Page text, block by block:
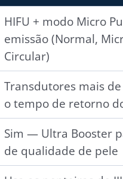
HIFU + modo Micro
emissão (Normal,
Circular)
Transdutores mais
o tempo de retorno
Sim — Ultra Booster
de qualidade de pele